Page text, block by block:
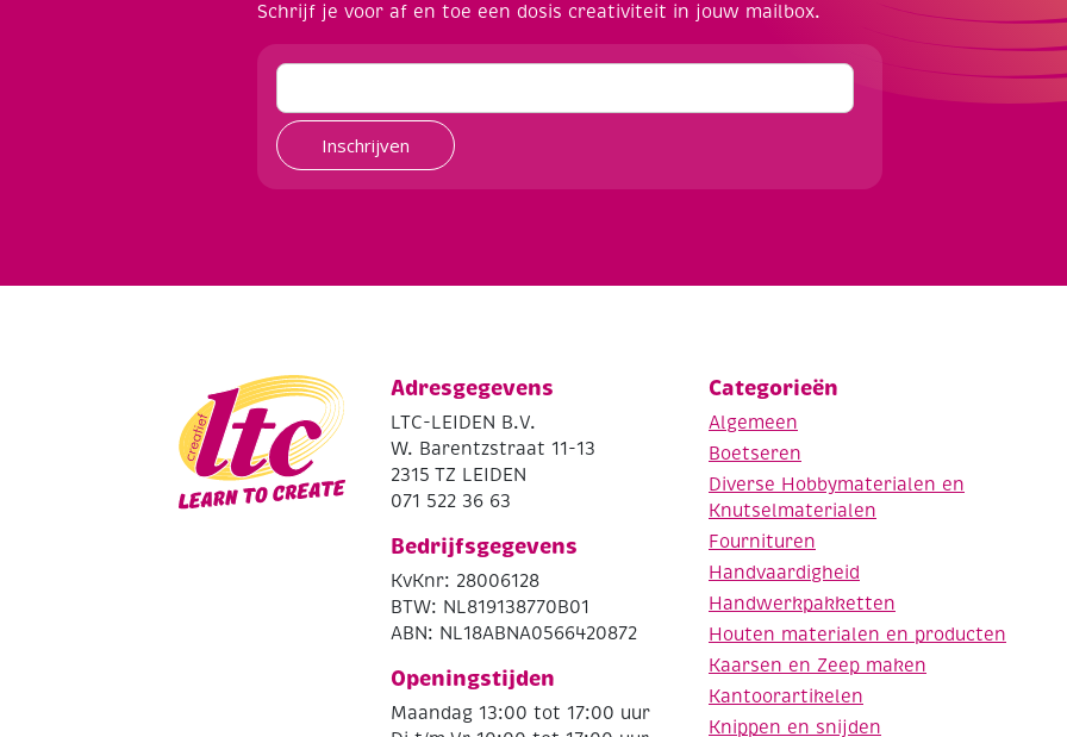
Schrijf je voor af en toe een dosis creativiteit in jouw mailbox.
Inschrijven
Adresgegevens
LTC-LEIDEN B.V.
W. Barentzstraat 11-13
2315 TZ LEIDEN
071 522 36 63
Bedrijfsgegevens
KvKnr: 28006128
BTW: NL819138770B01
ABN: NL18ABNA0566420872
Openingstijden
Maandag 13:00 tot 17:00 uur
Categorieën
Algemeen
Boetseren
Diverse Hobbymaterialen en
Knutselmaterialen
Fournituren
Handvaardigheid
Handwerkpakketten
Houten materialen en producten
Kaarsen en Zeep maken
Kantoorartikelen
Knippen en snijden